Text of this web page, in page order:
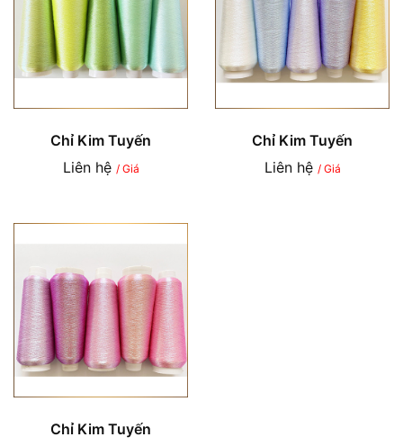
Chỉ Kim Tuyến
Liên hệ / Giá
Chỉ Kim Tuyến
Liên hệ / Giá
Chỉ Kim Tuyến